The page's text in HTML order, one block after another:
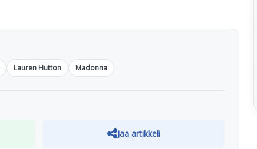
Lauren Hutton Madonna
Jaa artikkeli